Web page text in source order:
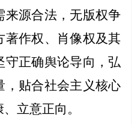
来源合法，无版权争
著作权、肖像权及其
守正确舆论导向，弘
，贴合社会主义核心
立意正向。